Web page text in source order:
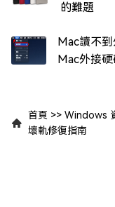
的難題
Mac讀不
Mac外接硬
首頁 >> Windows
壞軌修復指南